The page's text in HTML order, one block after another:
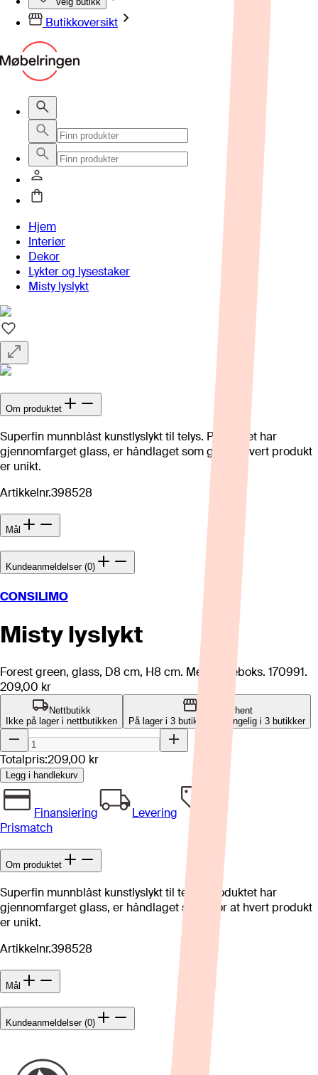
Butikkoversikt
Hjem
Interiør
Dekor
Lykter og lysestaker
Misty lyslykt
Om produktet
Superfin munnblåst kunstlyslykt til telys. Produktet har
gjennomfarget glass, er håndlaget som gjør at hvert produkt
er unikt.
Artikkelnr.398528
Mål
Kundeanmeldelser (0)
CONSILIMO
Misty lyslykt
Forest green, glass, D8 cm, H8 cm. Med gaveboks. 170991.
209,00 kr
Nettbutikk
Ikke på lager i nettbutikken
Klikk og hent
På lager i 3 butikker
Tilgjengelig i 3 butikker
Totalpris:209,00 kr
Legg i handlekurv
Finansiering
Levering
Prismatch
Om produktet
Superfin munnblåst kunstlyslykt til telys. Produktet har
gjennomfarget glass, er håndlaget som gjør at hvert produkt
er unikt.
Artikkelnr.398528
Mål
Kundeanmeldelser (0)